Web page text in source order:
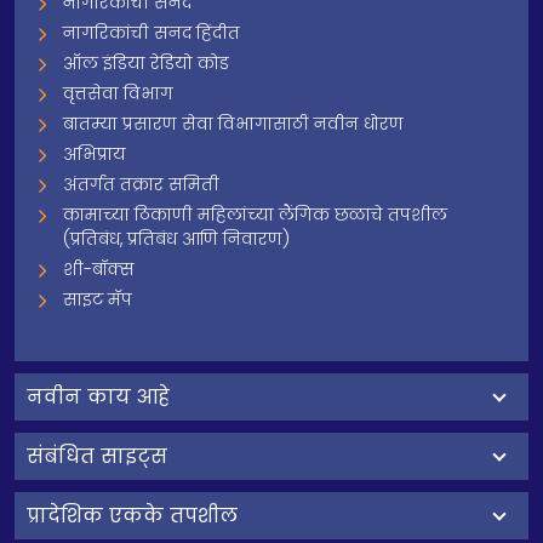
नागरिकांची सनद हिंदीत
ऑल इंडिया रेडियो कोड
वृत्तसेवा विभाग
बातम्या प्रसारण सेवा विभागासाठी नवीन धोरण
अभिप्राय
अंतर्गत तक्रार समिती
कामाच्या ठिकाणी महिलांच्या लैंगिक छळाचे तपशील
(प्रतिबंध, प्रतिबंध आणि निवारण)
शी-बॉक्स
साइट मॅप
नवीन काय आहे
संबंधित साइट्स
प्रादेशिक एकके तपशील